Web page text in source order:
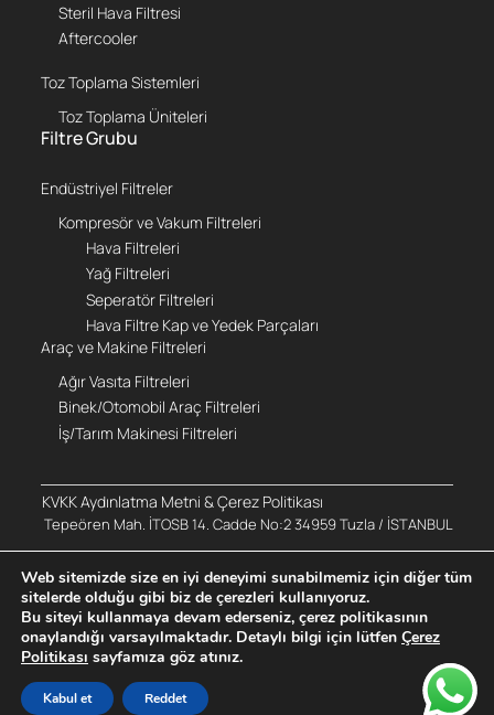
Steril Hava Filtresi
Aftercooler
Toz Toplama Sistemleri
Toz Toplama Üniteleri
Filtre Grubu
Endüstriyel Filtreler
Kompresör ve Vakum Filtreleri
Hava Filtreleri
Yağ Filtreleri
Seperatör Filtreleri
Hava Filtre Kap ve Yedek Parçaları
Araç ve Makine Filtreleri
Ağır Vasıta Filtreleri
Binek/Otomobil Araç Filtreleri
İş/Tarım Makinesi Filtreleri
KVKK Aydınlatma Metni & Çerez Politikası
Tepeören Mah. İTOSB 14. Cadde No:2 34959 Tuzla / İSTANBUL
+90 216 661 40 44
info@yigittaslar.com
Web sitemizde size en iyi deneyimi sunabilmemiz için diğer tüm
sitelerde olduğu gibi biz de çerezleri kullanıyoruz.
Bu siteyi kullanmaya devam ederseniz, çerez politikasının
onaylandığı varsayılmaktadır. Detaylı bilgi için lütfen Çerez
Politikası sayfamıza göz atınız.
Kabul et Reddet